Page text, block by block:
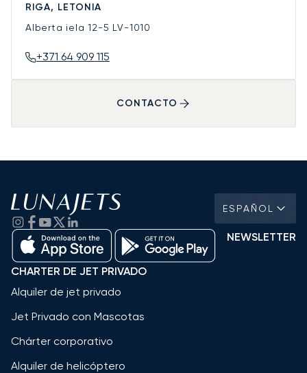
RIGA, LETONIA
Alberta iela 12-5 LV-1010
+371 64 909 115
CONTACTO
ESPAÑOL
NEWSLETTER
CHARTER DE JET PRIVADO
Alquiler de jet privado
Jet Privado con Mascotas
Chárter corporativo
Alquiler de helicóptero